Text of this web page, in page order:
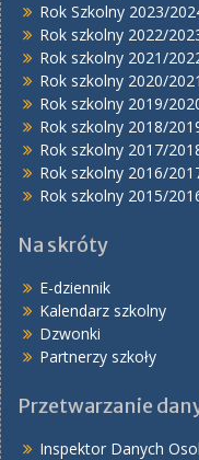
Rok Szkolny 2023/
Rok szkolny 2022/
Rok szkolny 2021/
Rok szkolny 2020/2021
Rok szkolny 2019/
Rok szkolny 2018/
Rok szkolny 2017/
Rok szkolny 2016/
Rok szkolny 2015/
Na skróty
E-dziennik
Kalendarz szkolny
Dzwonki
Partnerzy szkoły
Przetwarzanie
Inspektor Danych